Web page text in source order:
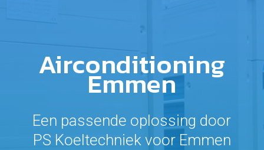
Airconditioning
Emmen
Een passende oplossing door
PS Koeltechniek voor Emmen